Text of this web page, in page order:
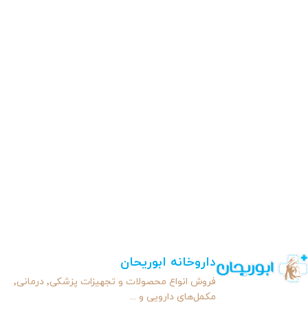
داروخانه ابوریحان
فروش انواع محصولات و تجهیزات پزشکی٬ درمانی٬
مکمل‌های دارویی و ...